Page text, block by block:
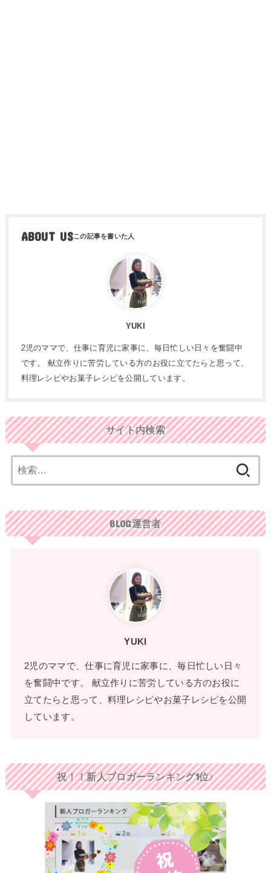
ABOUT US
YUKI
2児のママで、仕事に育児に家事に、毎日忙しい日々を奮闘中
です。 献立作りに苦労している方のお役に立てたらと思って、
料理レシピやお菓子レシピを公開しています。
サイト内検索
索:
BLOG運営者
YUKI
2児のママで、仕事に育児に家事に、毎日忙しい日々
を奮闘中です。 献立作りに苦労している方のお役に
立てたらと思って、料理レシピやお菓子レシピを公開
しています。
祝！！新人ブロガーランキング1位♪